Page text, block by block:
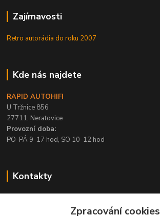
Zajímavosti
Retro autorádia do roku 2007
Kde nás najdete
RAPID AUTOHIFI
U Tržnice 856
27711, Neratovice
Provozní doba:
PO-PÁ 9-17 hod, SO 10-12 hod
Kontakty
PO-PÁ / 9-17 hod, SO 10-12 hodZpracování cookies